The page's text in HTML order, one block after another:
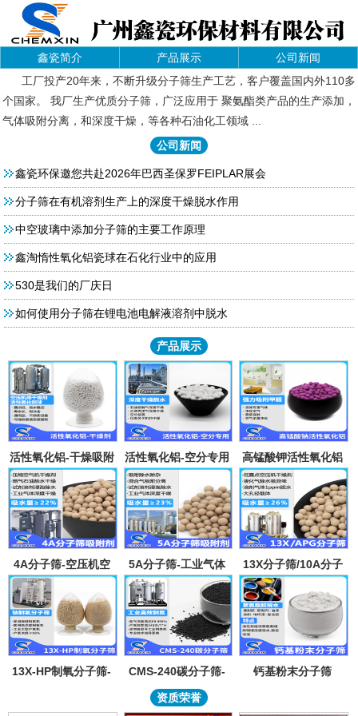
鑫瓷简介 产品展示
公司新闻
工厂投产20年来，不断升级分子筛生产工艺，客户覆盖国内外110多
个国家。 我厂生产优质分子筛，广泛应用于 聚氨酯类产品的生产添加，
气体吸附分离，和深度干燥，等各种石油化工领域 ...
公司新闻
鑫瓷环保邀您共赴2026年巴西圣保罗FEIPLAR展会
分子筛在有机溶剂生产上的深度干燥脱水作用
中空玻璃中添加分子筛的主要工作原理
鑫淘惰性氧化铝瓷球在石化行业中的应用
530是我们的厂庆日
如何使用分子筛在锂电池电解液溶剂中脱水
产品展示
活性氧化铝-干燥吸附
活性氧化铝-空分专用
吸附剂
高锰酸钾活性氧化铝
4A分子筛-空压机空
气气体吸水干燥颗粒-
溶剂试剂深度除水分
子筛吸附球
5A分子筛-工业气体
吸附纯化-溶剂深度除
水-混合气吸附分离
13X分子筛/10A分子
筛-lpglng燃气干燥除
异味除杂-空气低露点
干燥
13X-HP制氧分子筛-
筛95氧浓度-制氧钠分
CMS-240碳分子筛-
工业制氮机吸附剂炭
分子筛-99.999%浓度
钙基粉末分子筛
资质荣誉